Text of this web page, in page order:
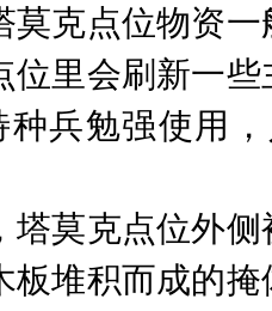
莫克点位物资
位里会刷新一
种兵勉强使用
塔莫克点位外
板堆积而成的